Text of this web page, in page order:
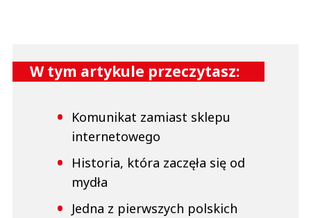
W tym artykule przeczytasz:
Komunikat zamiast sklepu
internetowego
Historia, która zaczęła się od
mydła
Jedna z pierwszych polskich